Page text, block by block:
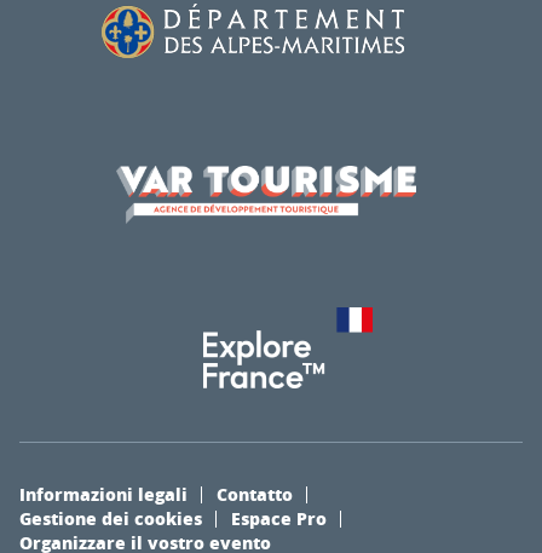
Informazioni legali
Contatto
Gestione dei cookies
Espace Pro
Organizzare il vostro evento